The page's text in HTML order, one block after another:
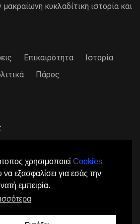
χρησιμοποιεί Cookies
να εξασφαλίσει για εσάς την
εμπειρία.
κυκλαδίτικη ιστορία και
Επικαιρότητα
Ιστορία
Πάρος
© 2026Paros24
δικαιώματος.
Επικοινωνία